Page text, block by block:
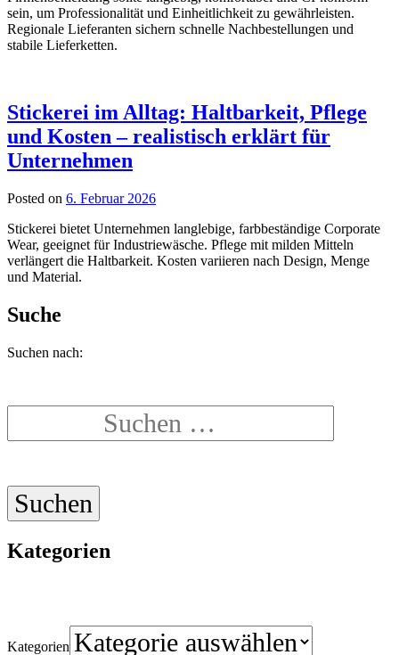
sein, um Professionalität und Einheitlichkeit zu gewährleisten.
Regionale Lieferanten sichern schnelle Nachbestellungen und
stabile Lieferketten.
Stickerei im Alltag: Haltbarkeit, Pflege
und Kosten – realistisch erklärt für
Unternehmen
Posted on 6. Februar 2026
Stickerei bietet Unternehmen langlebige, farbbeständige Corporate
Wear, geeignet für Industriewäsche. Pflege mit milden Mitteln
verlängert die Haltbarkeit. Kosten variieren nach Design, Menge
und Material.
Suche
Suchen nach:
Kategorien
Kategorien